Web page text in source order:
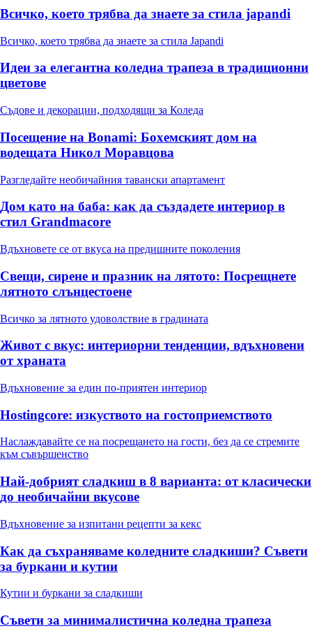
Всичко, което трябва да знаете за стила japandi
Всичко, което трябва да знаете за стила Japandi
Идеи за елегантна коледна трапеза в традиционни
цветове
Съдове и декорации, подходящи за Коледа
Посещение на Bonami: Бохемският дом на
водещата Никол Моравцова
Разгледайте необичайния тавански апартамент
Дом като на баба: как да създадете интериор в
стил Grandmacore
Вдъхновете се от вкуса на предишните поколения
Свещи, сирене и празник на лятото: Посрещнете
лятното слънцестоене
Всичко за лятното удоволствие в градината
Живот с вкус: интериорни тенденции, вдъхновени
от храната
Вдъхновение за един по-приятен интериор
Hostingcore: изкуството на гостоприемството
Наслаждавайте се на посрещането на гости, без да се стремите
към съвършенство
Най-добрият сладкиш в 8 варианта: от класически
до необичайни вкусове
Вдъхновение за изпитани рецепти за кекс
Как да съхраняваме коледните сладкиши? Съвети
за буркани и кутии
Кутии и буркани за сладкиши
Съвети за минималистична коледна трапеза